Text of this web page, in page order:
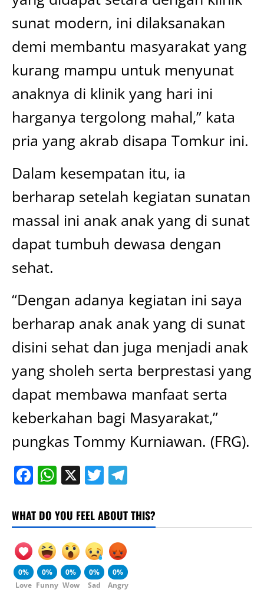
sunat modern, ini dilaksanakan
demi membantu masyarakat yang
kurang mampu untuk menyunat
anaknya di klinik yang hari ini
harganya tergolong mahal,” kata
pria yang akrab disapa Tomkur ini.
Dalam kesempatan itu, ia
berharap setelah kegiatan sunatan
massal ini anak anak yang di sunat
dapat tumbuh dewasa dengan
sehat.
“Dengan adanya kegiatan ini saya
berharap anak anak yang di sunat
disini sehat dan juga menjadi anak
yang sholeh serta berprestasi yang
dapat membawa manfaat serta
keberkahan bagi Masyarakat,”
pungkas Tommy Kurniawan. (FRG).
Facebook
WhatsApp
X Twitter
WHAT DO YOU FEEL ABOUT THIS?
0%
Love
0%
Funny
0%
Wow
0%
Sad
0%
Angry